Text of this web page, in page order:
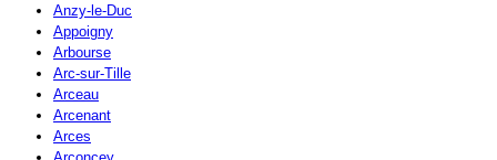
Anzy-le-Duc
Appoigny
Arbourse
Arc-sur-Tille
Arceau
Arcenant
Arces